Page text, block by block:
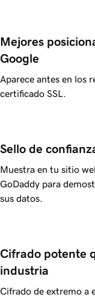
Mejores
Google
Aparece antes en los
certificado SSL.
Sello de
Muestra en tu sitio
GoDaddy para
sus datos.
Cifrado potente
industria
Cifrado de extremo a